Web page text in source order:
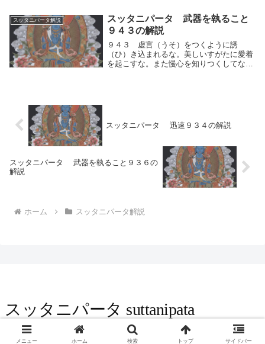
人である」と語っているが、これらのうち
で、どの説が真実なのであろうか？かれら
はこのように異...
スッタニパータ解説
スッタニパータ 武器を執ること
９４３の解説
９４３ 虚言（うそ）をつくように誘
（ひ）き込まれるな。美しいすがたに愛着
を起こすな。また慢心を知りつくしてなく
スッタニパータ 迅速９３４の解説
スッタニパータ 武器を執ること９３６の
解説
ホーム スッタニパータ解説
スッタニパータ suttanipata
© 2016 スッタニパータ suttanipata.
メニュー ホーム 検索 トップ サイドバー